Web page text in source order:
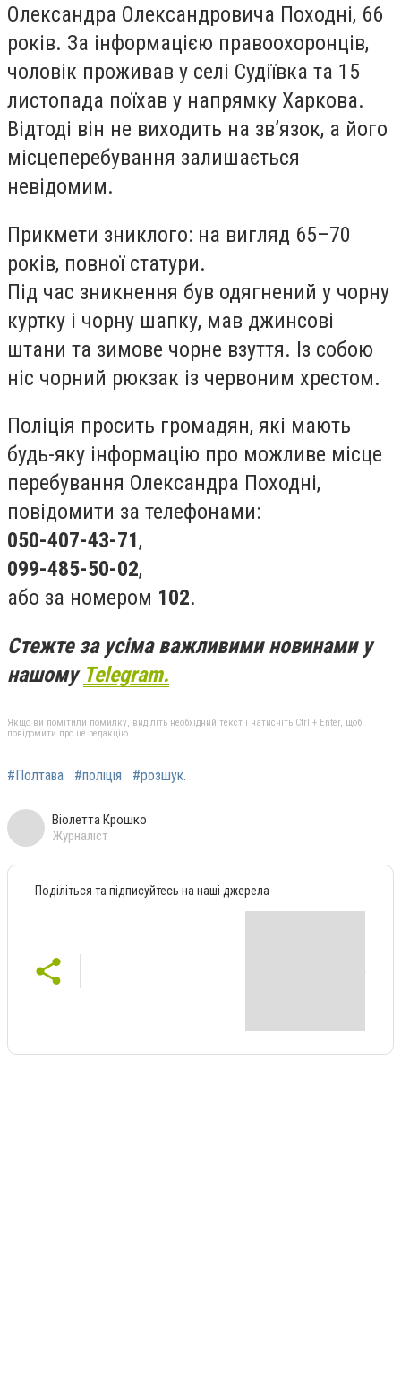
Олександра Олександровича Походні, 66
років. За інформацією правоохоронців,
чоловік проживав у селі Судіївка та 15
листопада поїхав у напрямку Харкова.
Відтоді він не виходить на зв’язок, а його
місцеперебування залишається
невідомим.
Прикмети зниклого: на вигляд 65–70
років, повної статури.
Під час зникнення був одягнений у чорну
куртку і чорну шапку, мав джинсові
штани та зимове чорне взуття. Із собою
ніс чорний рюкзак із червоним хрестом.
Поліція просить громадян, які мають
будь-яку інформацію про можливе місце
перебування Олександра Походні,
повідомити за телефонами:
050-407-43-71,
099-485-50-02,
або за номером 102.
Стежте за усіма важливими новинами у
нашому Telegram.
Якщо ви помітили помилку, виділіть необхідний текст і натисніть Ctrl + Enter, щоб
повідомити про це редакцію
#Полтава #поліція #розшук.
Віолетта Крошко
Журналіст
Поділіться та підписуйтесь на наші джерела